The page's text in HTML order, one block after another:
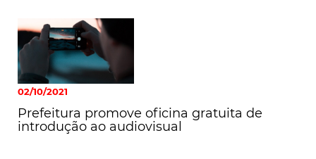
02/10/2021
Prefeitura promove oficina gratuita de
introdução ao audiovisual